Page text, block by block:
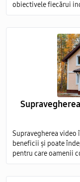
obiectivele fiecărui
Supravegherea video
beneficii și poate
pentru care oamenii
ca fiind necesară,